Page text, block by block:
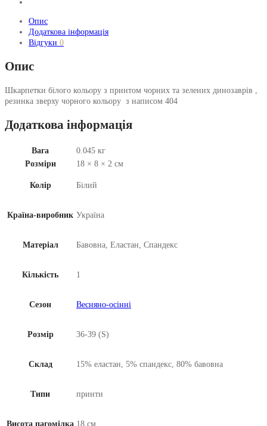
Опис
Додаткова інформація
Відгуки 0
Опис
Шкарпетки білого кольору з принтом чорних та зелених динозаврів ,
резинка зверху чорного кольору з написом 404
Додаткова інформація
Вага
0.045 кг
Розміри
18 × 8 × 2 см
Колір Білий
Країна-виробник Україна
Матеріал Бавовна, Еластан, Спандекс
Кількість 1
Сезон Весняно-осінні
Розмір 36-39 (S)
Склад 15% еластан, 5% спандекс, 80% бавовна
Типи принти
Висота пагомілка 18 см